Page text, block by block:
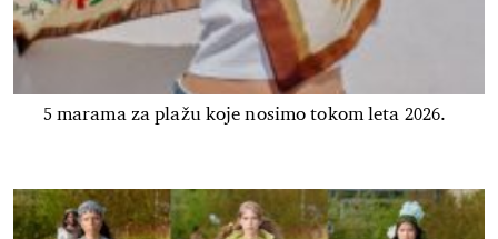
5 marama za plažu koje nosimo tokom leta 2026.